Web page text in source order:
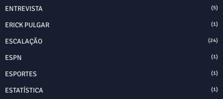
ENTREVISTA (5)
ERICK PULGAR (1)
ESCALAÇÃO (24)
ESPN (1)
ESPORTES (1)
ESTATÍSTICA (1)